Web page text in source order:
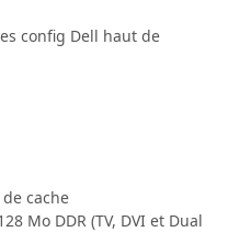
config Dell haut de
de cache
Mo DDR (TV, DVI et Dual